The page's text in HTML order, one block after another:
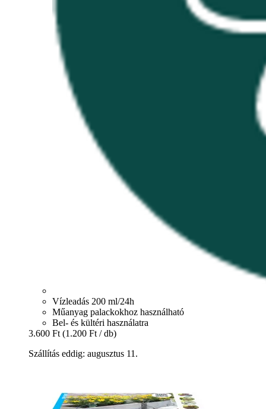
Vízleadás 200 ml/24h
Műanyag palackokhoz használható
Bel- és kültéri használatra
3.600 Ft (1.200 Ft / db)
Szállítás eddig: augusztus 11.